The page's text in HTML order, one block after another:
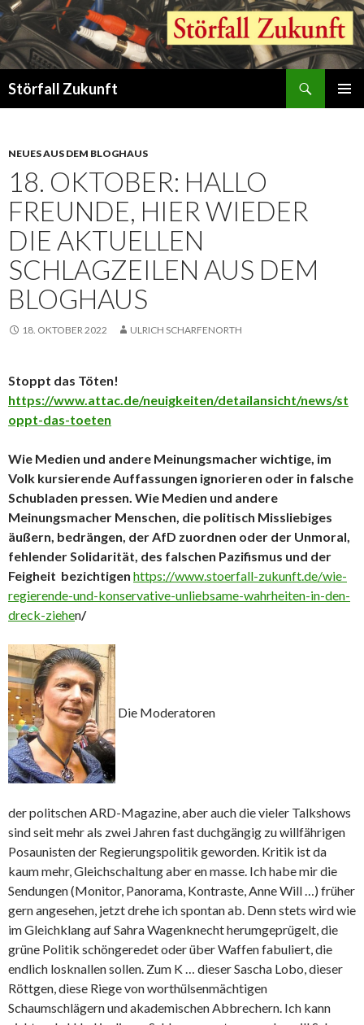
Störfall Zukunft
NEUES AUS DEM BLOGHAUS
18. OKTOBER: HALLO
FREUNDE, HIER WIEDER
DIE AKTUELLEN
SCHLAGZEILEN AUS DEM
BLOGHAUS
18. OKTOBER 2022 ULRICH SCHARFENORTH
Stoppt das Töten!
https://www.attac.de/neuigkeiten/detailansicht/news/st
oppt-das-toeten
Wie Medien und andere Meinungsmacher wichtige, im
Volk kursierende Auffassungen ignorieren oder in falsche
Schubladen pressen. Wie Medien und andere
Meinungsmacher Menschen, die politisch Missliebiges
äußern, bedrängen, der AfD zuordnen oder der Unmoral,
fehlender Solidarität, des falschen Pazifismus und der
Feigheit bezichtigen https://www.stoerfall-zukunft.de/wie-
regierende-und-konservative-unliebsame-wahrheiten-in-den-
dreck-ziehen/
Die Moderatoren
der politschen ARD-Magazine, aber auch die vieler Talkshows
sind seit mehr als zwei Jahren fast duchgängig zu willfährigen
Posaunisten der Regierungspolitik geworden. Kritik ist da
kaum mehr, Gleichschaltung aber en masse. Ich habe mir die
Sendungen (Monitor, Panorama, Kontraste, Anne Will …) früher
gern angesehen, jetzt drehe ich spontan ab. Denn stets wird wie
im Gleichklang auf Sahra Wagenknecht herumgeprügelt, die
grüne Politik schöngeredet oder über Waffen fabuliert, die
endlich losknallen sollen. Zum K … dieser Sascha Lobo, dieser
Röttgen, diese Riege von worthülsenmächtigen
Schaumschlägern und akademischen Abbrechern. Ich kann